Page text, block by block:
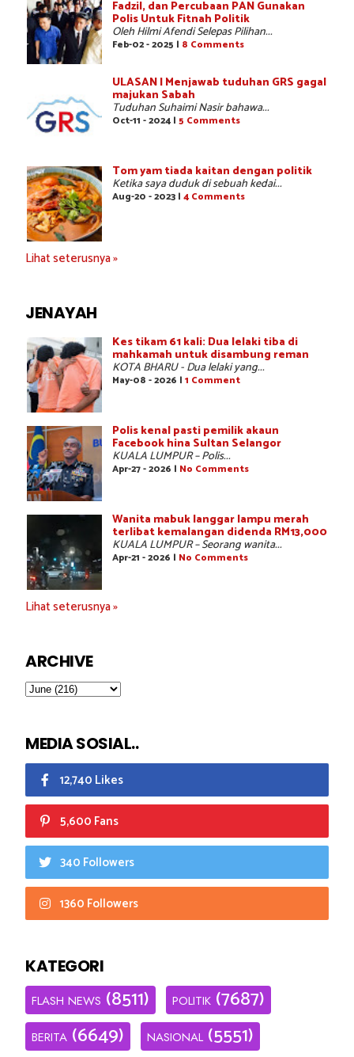
Fadzil, dan Percubaan PAN Gunakan
Polis Untuk Fitnah Politik
Oleh Hilmi Afendi Selepas Pilihan...
Feb-02 - 2025 | 8 Comments
ULASAN | Menjawab tuduhan GRS gagal
majukan Sabah
Tuduhan Suhaimi Nasir bahawa...
Oct-11 - 2024 | 5 Comments
Tom yam tiada kaitan dengan politik
Ketika saya duduk di sebuah kedai...
Aug-20 - 2023 | 4 Comments
Lihat seterusnya »
JENAYAH
Kes tikam 61 kali: Dua lelaki tiba di
mahkamah untuk disambung reman
KOTA BHARU - Dua lelaki yang...
May-08 - 2026 | 1 Comment
Polis kenal pasti pemilik akaun
Facebook hina Sultan Selangor
KUALA LUMPUR – Polis...
Apr-27 - 2026 | No Comments
Wanita mabuk langgar lampu merah
terlibat kemalangan didenda RM13,000
KUALA LUMPUR – Seorang wanita...
Apr-21 - 2026 | No Comments
Lihat seterusnya »
ARCHIVE
MEDIA SOSIAL..
12,740 Likes
5,600 Fans
340 Followers
1360 Followers
KATEGORI
FLASH NEWS (8511) POLITIK (7687)
BERITA (6649) NASIONAL (5551)